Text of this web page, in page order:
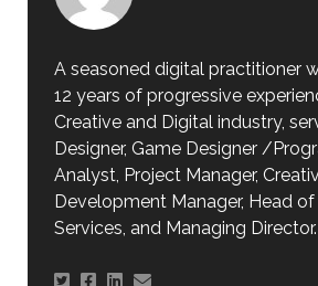
A seasoned digital practitioner
12 years of progressive
Creative and Digital industry,
Designer, Game Designer /
Analyst, Project Manager,
Development Manager, Head of
Services, and Managing Director.